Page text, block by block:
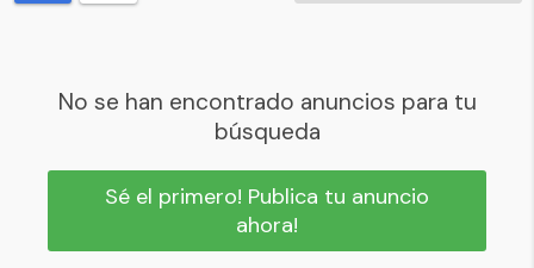
No se han encontrado anuncios para tu
búsqueda
Sé el primero! Publica tu anuncio
ahora!